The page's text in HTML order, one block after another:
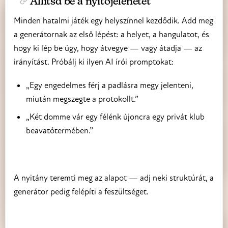
Minden hatalmi játék egy helyszínnel kezdődik. Add meg
a generátornak az első lépést: a helyet, a hangulatot, és
hogy ki lép be úgy, hogy átvegye — vagy átadja — az
irányítást. Próbálj ki ilyen AI írói promptokat:
„Egy engedelmes férj a padlásra megy jelenteni,
miután megszegte a protokollt.”
„Két domme vár egy félénk újoncra egy privát klub
beavatótermében.”
A nyitány teremti meg az alapot — adj neki struktúrát, a
generátor pedig felépíti a feszültséget.